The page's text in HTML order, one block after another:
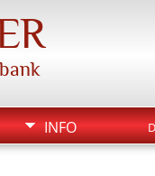
INFO